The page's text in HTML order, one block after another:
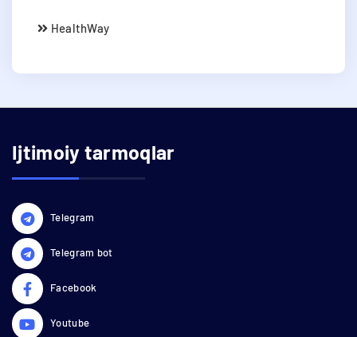
HealthWay
Ijtimoiy tarmoqlar
Telegram
Telegram bot
Facebook
Youtube